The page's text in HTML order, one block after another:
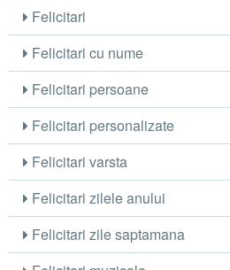
Felicitari
Felicitari cu nume
Felicitari persoane
Felicitari personalizate
Felicitari varsta
Felicitari zilele anului
Felicitari zile saptamana